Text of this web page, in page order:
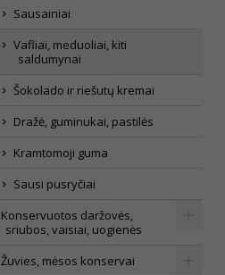
Sausainiai
Vafliai, meduoliai, kiti
saldumynai
Šokolado ir riešutų kremai
Dražė, guminukai, pastilės
Kramtomoji guma
Sausi pusryčiai
Konservuotos daržovės,
sriubos, vaisiai, uogienės
Žuvies, mėsos konservai